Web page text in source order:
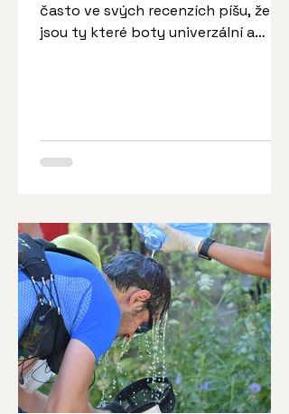
často ve svých recenzích píšu, že
jsou ty které boty univerzální a